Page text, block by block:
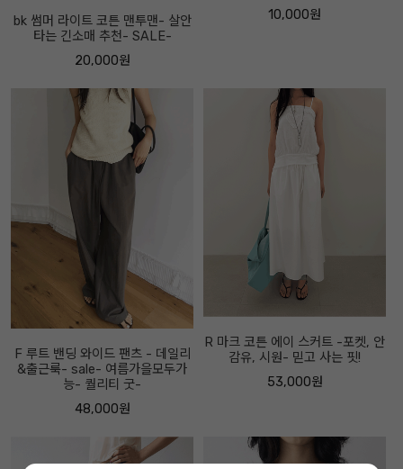
bk 썸머 라이트 코튼 맨투맨- 살안
타는 긴소매 추천- SALE-
20,000원
10,000원
F 루트 밴딩 와이드 팬츠 - 데일리
&출근룩- sale- 여름가을모두가
능- 퀄리티 굿-
48,000원
R 마크 코튼 에이 스커트 -포켓, 안
감유, 시원- 믿고 사는 핏!
53,000원